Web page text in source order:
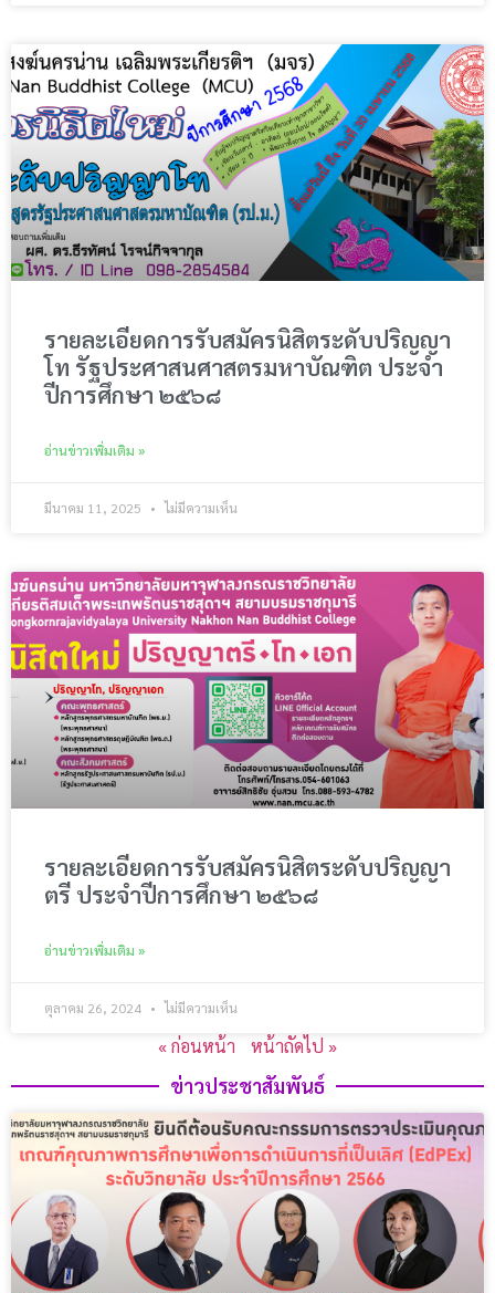
รายละเอียดการรับสมัครนิสิตระดับปริญญา
โท รัฐประศาสนศาสตรมหาบัณฑิต ประจำ
ปีการศึกษา ๒๕๖๘
อ่านข่าวเพิ่มเติม »
มีนาคม 11, 2025 ไม่มีความเห็น
รายละเอียดการรับสมัครนิสิตระดับปริญญา
ตรี ประจำปีการศึกษา ๒๕๖๘
อ่านข่าวเพิ่มเติม »
ตุลาคม 26, 2024 ไม่มีความเห็น
« ก่อนหน้า หน้าถัดไป »
ข่าวประชาสัมพันธ์​